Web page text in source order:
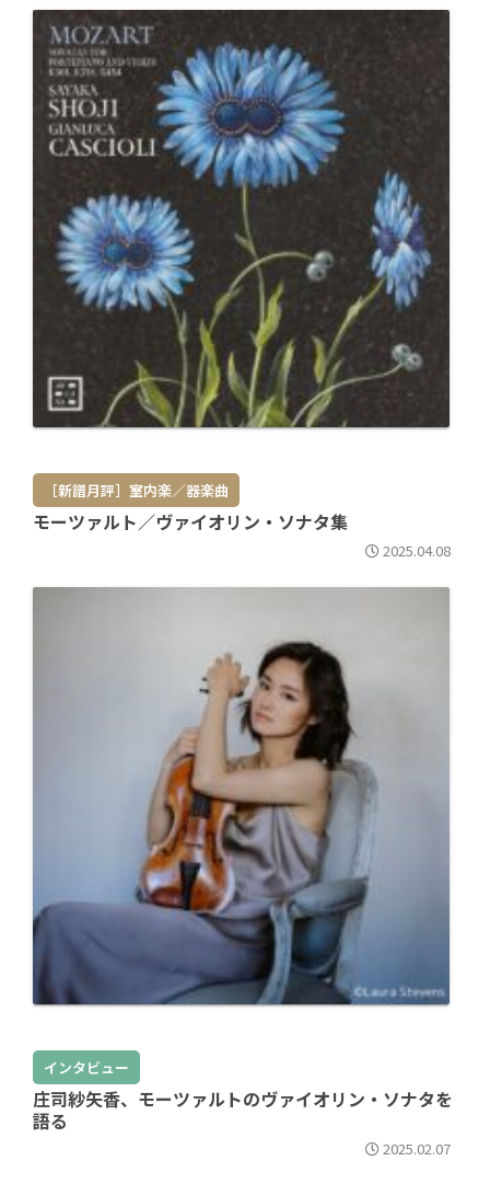
［新譜月評］室内楽／器楽曲
モーツァルト／ヴァイオリン・ソナタ集
2025.04.08
インタビュー
庄司紗矢香、モーツァルトのヴァイオリン・ソナタを
語る
2025.02.07